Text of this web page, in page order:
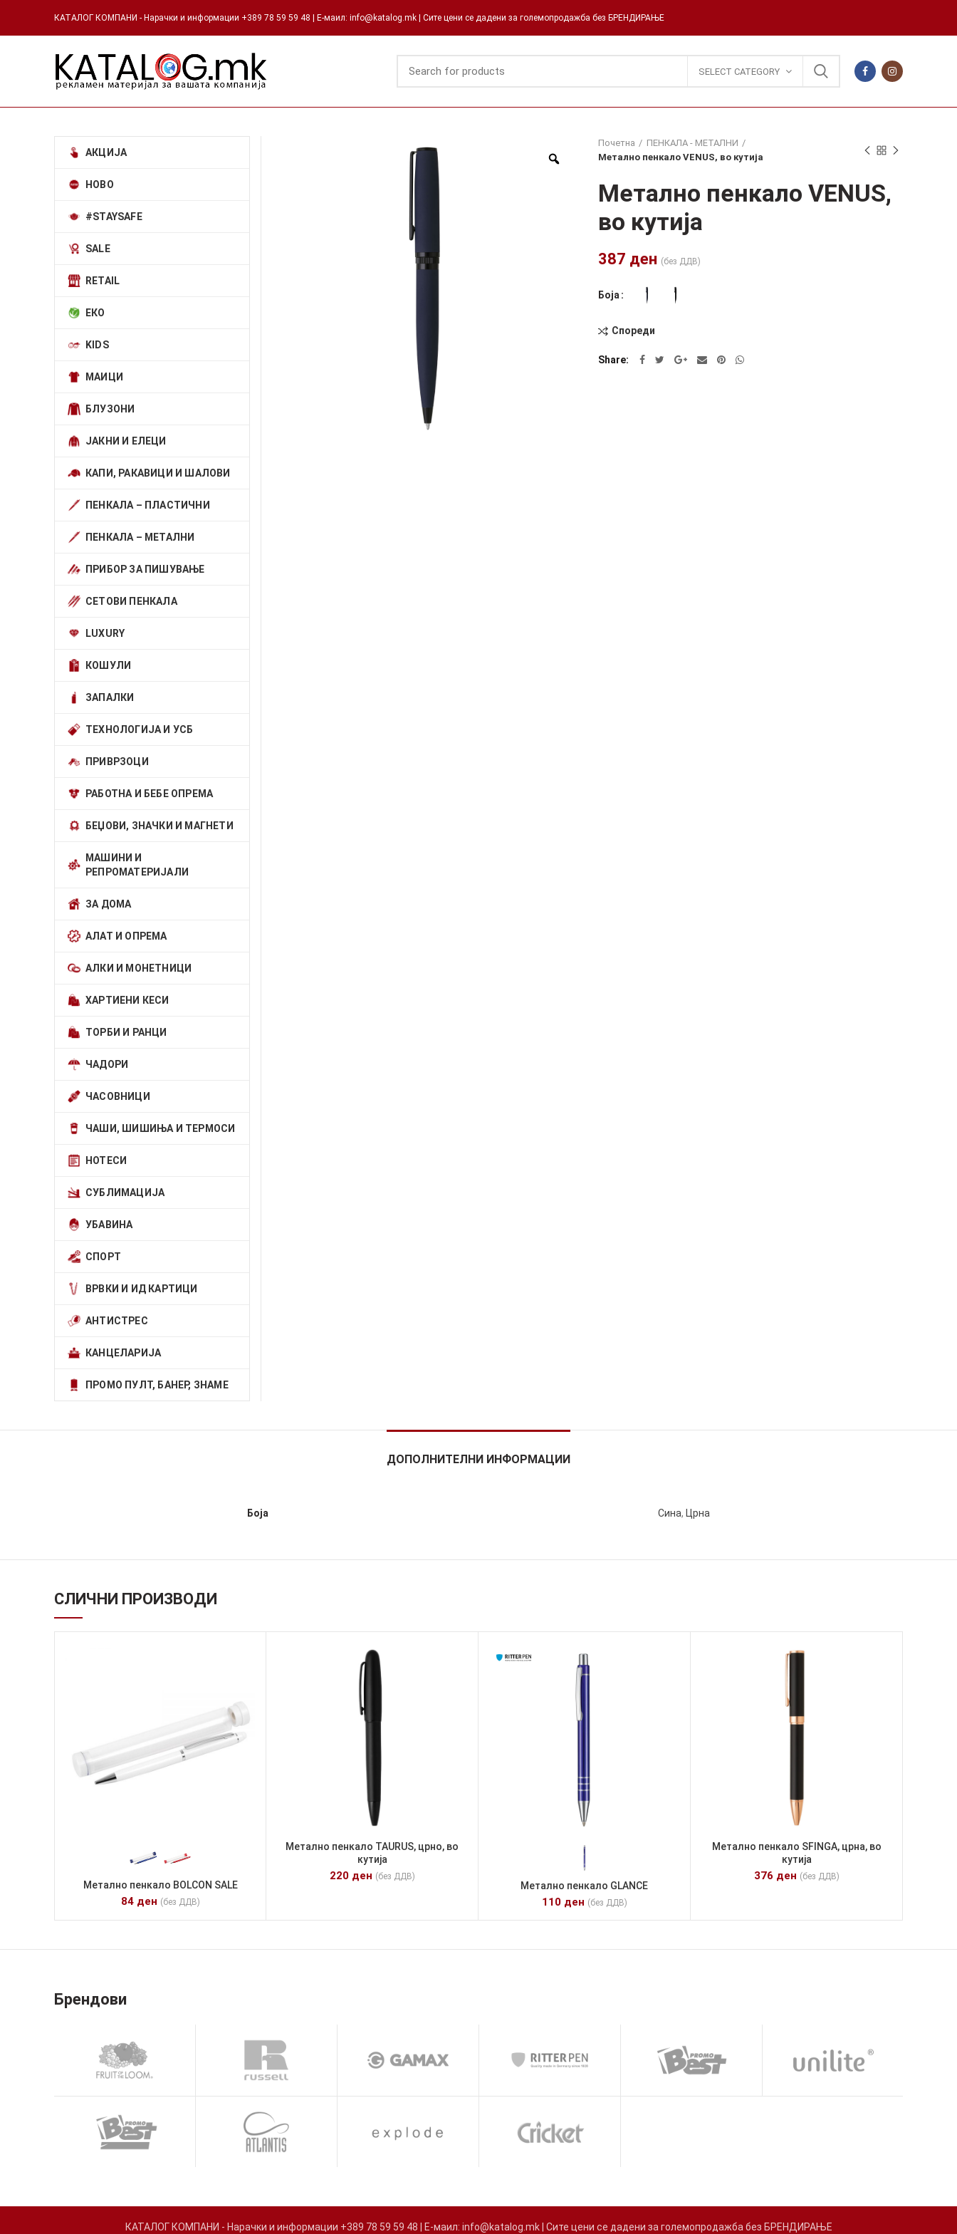
КАТАЛОГ КОМПАНИ - Нарачки и информации +389 78 59 59 48 | Е-маил: info@katalog.mk | Сите цени се дадени за големопродажба без БРЕНДИРАЊЕ
SELECT CATEGORY
Почетна
ПЕНКАЛА - МЕТАЛНИ
Метално пенкало VENUS, во кутија
Метално пенкало VENUS,
во кутија
387 ден (без ДДВ)
Боја
Alternative:
Спореди
Share
АКЦИЈА
НОВО
#STAYSAFE
SALE
RETAIL
ЕКО
KIDS
МАИЦИ
БЛУЗОНИ
ЈАКНИ И ЕЛЕЦИ
КАПИ, РАКАВИЦИ И ШАЛОВИ
ПЕНКАЛА – ПЛАСТИЧНИ
ПЕНКАЛА – МЕТАЛНИ
ПРИБОР ЗА ПИШУВАЊЕ
СЕТОВИ ПЕНКАЛА
LUXURY
КОШУЛИ
ЗАПАЛКИ
ТЕХНОЛОГИЈА И УСБ
ПРИВРЗОЦИ
РАБОТНА И БЕБЕ ОПРЕМА
БЕЏОВИ, ЗНАЧКИ И МАГНЕТИ
МАШИНИ И
РЕПРОМАТЕРИЈАЛИ
ЗА ДОМА
АЛАТ И ОПРЕМА
АЛКИ И МОНЕТНИЦИ
ХАРТИЕНИ КЕСИ
ТОРБИ И РАНЦИ
ЧАДОРИ
ЧАСОВНИЦИ
ЧАШИ, ШИШИЊА И ТЕРМОСИ
НОТЕСИ
СУБЛИМАЦИЈА
УБАВИНА
СПОРТ
ВРВКИ И ИД КАРТИЦИ
АНТИСТРЕС
КАНЦЕЛАРИЈА
ПРОМО ПУЛТ, БАНЕР, ЗНАМЕ
ДОПОЛНИТЕЛНИ ИНФОРМАЦИИ
Боја Сина, Црна
СЛИЧНИ ПРОИЗВОДИ
Метално пенкало BOLCON SALE
84 ден (без ДДВ)
Метално пенкало TAURUS, црно, во
кутија
220 ден (без ДДВ)
Метално пенкало GLANCE
110 ден (без ДДВ)
Метално пенкало SFINGA, црна, во
кутија
376 ден (без ДДВ)
Брендови
КАТАЛОГ КОМПАНИ - Нарачки и информации +389 78 59 59 48 | Е-маил: info@katalog.mk | Сите цени се дадени за големопродажба без БРЕНДИРАЊЕ